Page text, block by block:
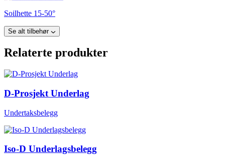
Soilhette 15-50°
Se alt tilbehør
Relaterte produkter
D-Prosjekt Underlag
Undertaksbelegg
Iso-D Underlagsbelegg